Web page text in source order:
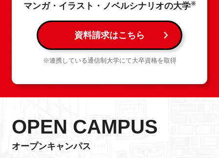
マンガ・イラスト・ノベルシナリオの大学※
資料請求はこちら
※連携している通信制大学にて大卒資格を取得
OPEN CAMPUS
オープンキャンパス